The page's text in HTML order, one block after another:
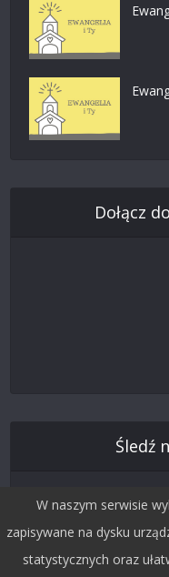
Dołącz
Śledź
W naszym serwisie
zapisywane na dysku
statystycznych oraz